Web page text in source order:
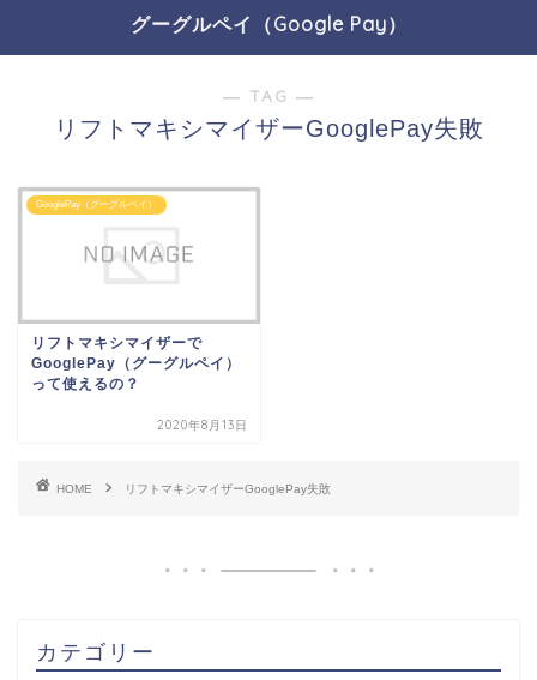
グーグルペイ（Google Pay）
― TAG ―
リフトマキシマイザーGooglePay失敗
GooglePay（グーグルペイ）
リフトマキシマイザーで
GooglePay（グーグルペイ）
って使えるの？
2020年8月13日
HOME リフトマキシマイザーGooglePay失敗
カテゴリー